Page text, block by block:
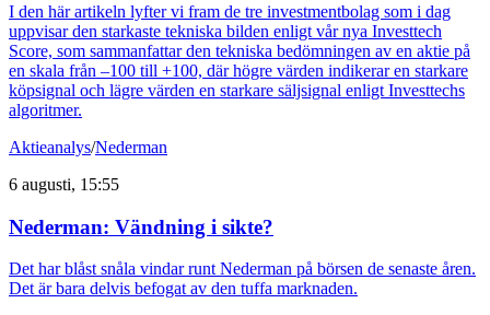
I den här artikeln lyfter vi fram de tre investmentbolag som i dag
uppvisar den starkaste tekniska bilden enligt vår nya Investtech
Score, som sammanfattar den tekniska bedömningen av en aktie på
en skala från –100 till +100, där högre värden indikerar en starkare
köpsignal och lägre värden en starkare säljsignal enligt Investtechs
algoritmer.
Aktieanalys/Nederman
6 augusti, 15:55
Nederman: Vändning i sikte?
Det har blåst snåla vindar runt Nederman på börsen de senaste åren.
Det är bara delvis befogat av den tuffa marknaden.